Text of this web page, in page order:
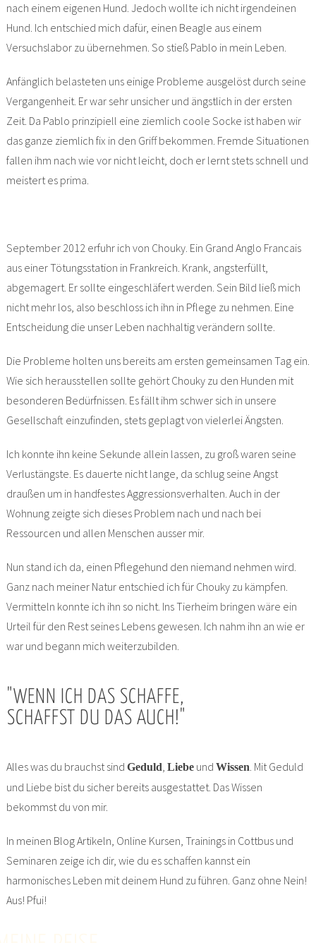
nach einem eigenen Hund. Jedoch wollte ich nicht irgendeinen
Hund. Ich entschied mich dafür, einen Beagle aus einem
Versuchslabor zu übernehmen. So stieß Pablo in mein Leben.
Anfänglich belasteten uns einige Probleme ausgelöst durch seine
Vergangenheit. Er war sehr unsicher und ängstlich in der ersten
Zeit. Da Pablo prinzipiell eine ziemlich coole Socke ist haben wir
das ganze ziemlich fix in den Griff bekommen. Fremde Situationen
fallen ihm nach wie vor nicht leicht, doch er lernt stets schnell und
meistert es prima.
September 2012 erfuhr ich von Chouky. Ein Grand Anglo Francais
aus einer Tötungsstation in Frankreich. Krank, angsterfüllt,
abgemagert. Er sollte eingeschläfert werden. Sein Bild ließ mich
nicht mehr los, also beschloss ich ihn in Pflege zu nehmen. Eine
Entscheidung die unser Leben nachhaltig verändern sollte.
Die Probleme holten uns bereits am ersten gemeinsamen Tag ein.
Wie sich herausstellen sollte gehört Chouky zu den Hunden mit
besonderen Bedürfnissen. Es fällt ihm schwer sich in unsere
Gesellschaft einzufinden, stets geplagt von vielerlei Ängsten.
Ich konnte ihn keine Sekunde allein lassen, zu groß waren seine
Verlustängste. Es dauerte nicht lange, da schlug seine Angst
draußen um in handfestes Aggressionsverhalten. Auch in der
Wohnung zeigte sich dieses Problem nach und nach bei
Ressourcen und allen Menschen ausser mir.
Nun stand ich da, einen Pflegehund den niemand nehmen wird.
Ganz nach meiner Natur entschied ich für Chouky zu kämpfen.
Vermitteln konnte ich ihn so nicht. Ins Tierheim bringen wäre ein
Urteil für den Rest seines Lebens gewesen. Ich nahm ihn an wie er
war und begann mich weiterzubilden.
"WENN ICH DAS SCHAFFE,
SCHAFFST DU DAS AUCH!"
Alles was du brauchst sind Geduld, Liebe und Wissen. Mit Geduld
und Liebe bist du sicher bereits ausgestattet. Das Wissen
bekommst du von mir.
In meinen Blog Artikeln, Online Kursen, Trainings in Cottbus und
Seminaren zeige ich dir, wie du es schaffen kannst ein
harmonisches Leben mit deinem Hund zu führen. Ganz ohne Nein!
Aus! Pfui!